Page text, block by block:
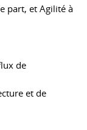
part, et Agilité à
de
et de